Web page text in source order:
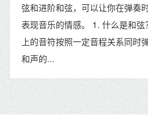
弦和进阶和弦，可以让你在弹奏
表现音乐的情感。 1. 什么是和
上的音符按照一定音程关系同时
和声的...